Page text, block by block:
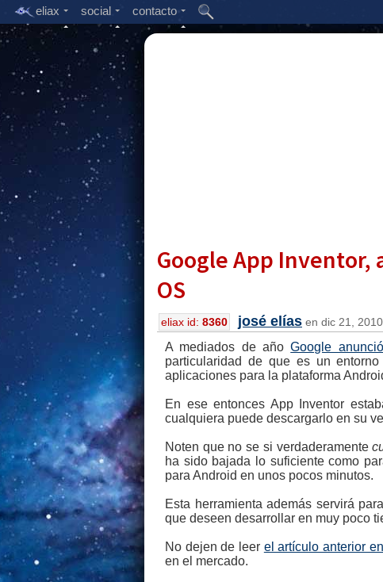
eliax social contacto
Google App Inventor,
OS
eliax id: 8360 josé elías en dic 21,
A mediados de añoGoogle anunció
particularidad de que es un
aplicaciones para la plataforma
En ese entonces App Inventor
cualquiera puede descargarlo en su
Noten que no se si verdaderamente
ha sido bajada lo suficiente como
para Android en unos pocos minutos.
Esta herramienta además servirá
que deseen desarrollar en muy poco
No dejen de leer el artículo anterior
en el mercado.